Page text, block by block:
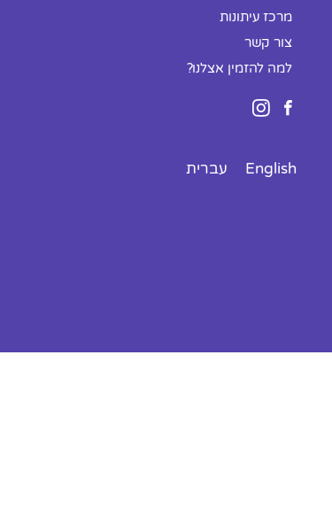
מרכז עיתונות
צור קשר
למה להזמין אצלנו?
English עברית